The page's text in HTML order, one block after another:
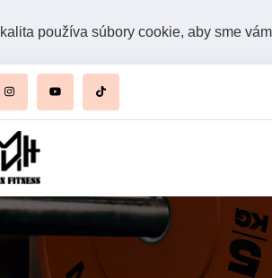
používa súbory cookie, aby sme